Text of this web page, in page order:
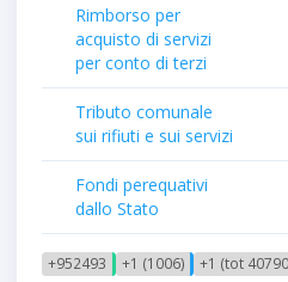
Rimborso per
acquisto di servizi
per conto di terzi
Tributo comunale
sui rifiuti e sui servizi
Fondi perequativi
dallo Stato
+952493 +1 (1006) +1 (tot